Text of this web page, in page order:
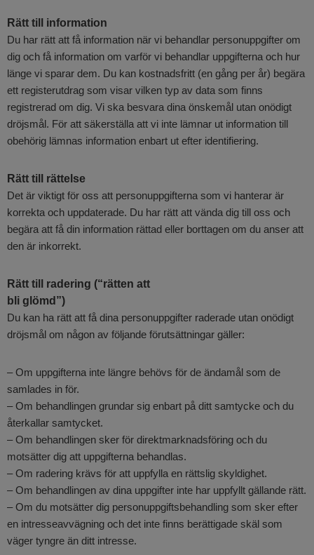
Rätt till information
Du har rätt att få information när vi behandlar personuppgifter om
dig och få information om varför vi behandlar uppgifterna och hur
länge vi sparar dem. Du kan kostnadsfritt (en gång per år) begära
ett registerutdrag som visar vilken typ av data som finns
registrerad om dig. Vi ska besvara dina önskemål utan onödigt
dröjsmål. För att säkerställa att vi inte lämnar ut information till
obehörig lämnas information enbart ut efter identifiering.
Rätt till rättelse
Det är viktigt för oss att personuppgifterna som vi hanterar är
korrekta och uppdaterade. Du har rätt att vända dig till oss och
begära att få din information rättad eller borttagen om du anser att
den är inkorrekt.
Rätt till radering (“rätten att
bli glömd”)
Du kan ha rätt att få dina personuppgifter raderade utan onödigt
dröjsmål om någon av följande förutsättningar gäller:
– Om uppgifterna inte längre behövs för de ändamål som de
samlades in för.
– Om behandlingen grundar sig enbart på ditt samtycke och du
återkallar samtycket.
– Om behandlingen sker för direktmarknadsföring och du
motsätter dig att uppgifterna behandlas.
– Om radering krävs för att uppfylla en rättslig skyldighet.
– Om behandlingen av dina uppgifter inte har uppfyllt gällande rätt.
– Om du motsätter dig personuppgiftsbehandling som sker efter
en intresseavvägning och det inte finns berättigade skäl som
väger tyngre än ditt intresse.